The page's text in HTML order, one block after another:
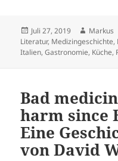
Veröffentlicht
am
Juli 27, 2019 Autor
Markus
Literatur, Medizingeschichte,
Italien,Gastronomie, Küche,
Bad
harm since
Eine
von David